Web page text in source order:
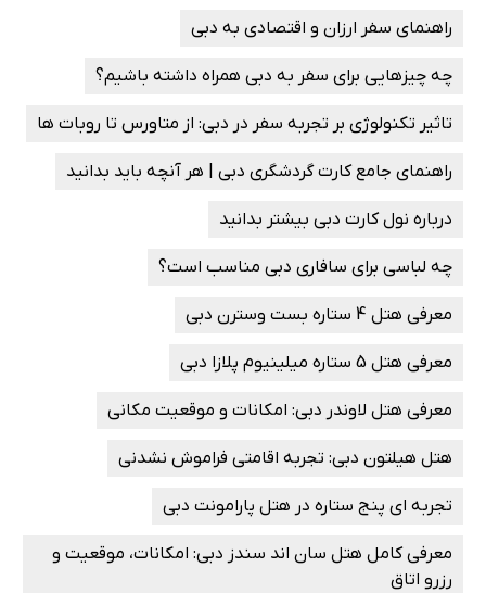
راهنمای سفر ارزان و اقتصادی به دبی
چه چیزهایی برای سفر به دبی همراه داشته باشیم؟
تاثیر تکنولوژی بر تجربه سفر در دبی: از متاورس تا روبات‌ ها
راهنمای جامع کارت گردشگری دبی | هر آنچه باید بدانید
درباره نول کارت دبی بیشتر بدانید
چه لباسی برای سافاری دبی مناسب است؟
معرفی هتل 4 ستاره بست وسترن دبی
معرفی هتل 5 ستاره میلینیوم پلازا دبی
معرفی هتل لاوندر دبی: امکانات و موقعیت مکانی
هتل هیلتون دبی: تجربه اقامتی فراموش ‌نشدنی
تجربه ‌ای پنج ستاره‌ در هتل پارامونت دبی
معرفی کامل هتل سان اند سندز دبی: امکانات، موقعیت و
رزرو اتاق